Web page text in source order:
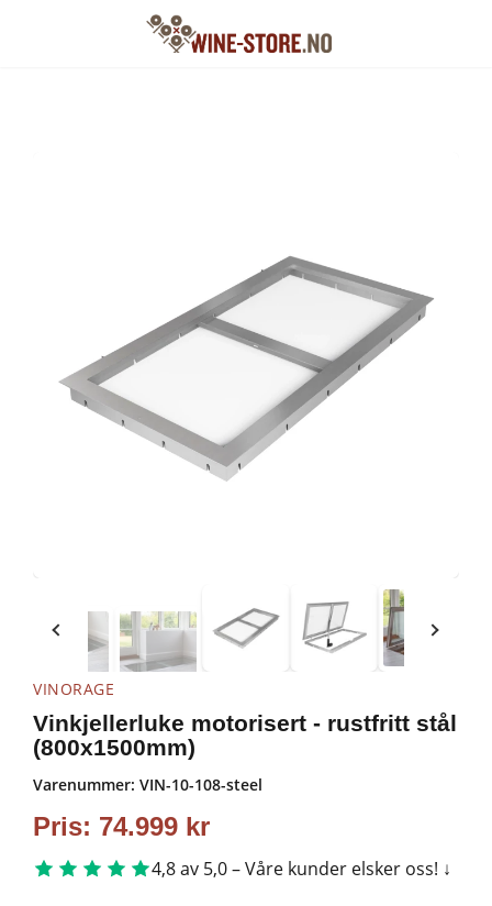
VINORAGE
Vinkjellerluke motorisert - rustfritt stål
(800x1500mm)
Varenummer: VIN-10-108-steel
Pris: 74.999 kr
4,8 av 5,0 – Våre kunder elsker oss!